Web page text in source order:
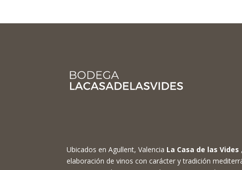
Ubicados en Agullent, Valencia La Casa de las Vides
elaboración de vinos con carácter y tradición